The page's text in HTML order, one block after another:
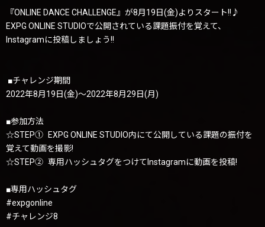
『ONLINE DANCE CHALLENGE』が8月19日(金)よりスタート!!♪
EXPG ONLINE STUDIOで公開されている課題振付を覚えて、
Instagramに投稿しましょう!!
■チャレンジ期間
2022年8月19日(金)〜2022年8月29日(月)
■参加方法
☆STEP① EXPG ONLINE STUDIO内にて公開している課題の振付を
覚えて動画を撮影!
☆STEP② 専用ハッシュタグをつけてInstagramに動画を投稿!
■専用ハッシュタグ
#expgonline
#チャレンジ8